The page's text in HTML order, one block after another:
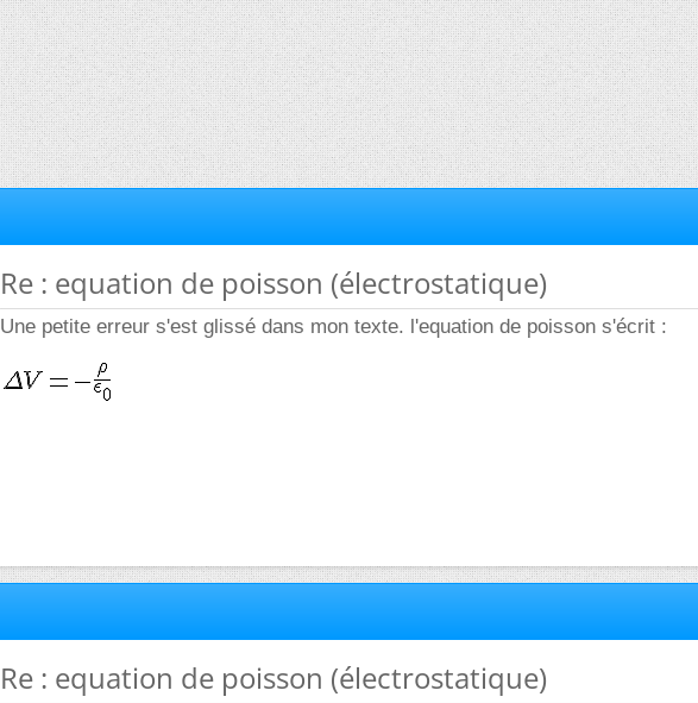
Re : equation de poisson (électrostatique)
Une petite erreur s'est glissé dans mon texte. l'equation de poisson s'écrit :
Re : equation de poisson (électrostatique)